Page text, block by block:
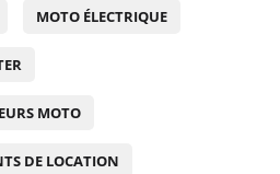
MOTO ÉLECTRIQUE
MOTO
DE LOCATION